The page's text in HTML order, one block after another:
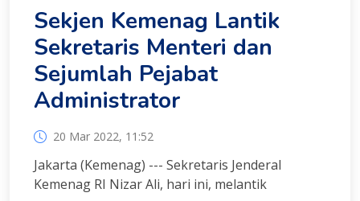
Sekjen Kemenag Lantik
Sekretaris Menteri dan
Sejumlah Pejabat
Administrator
20 Mar 2022, 11:52
Jakarta (Kemenag) --- Sekretaris Jenderal
Kemenag RI Nizar Ali, hari ini, melantik